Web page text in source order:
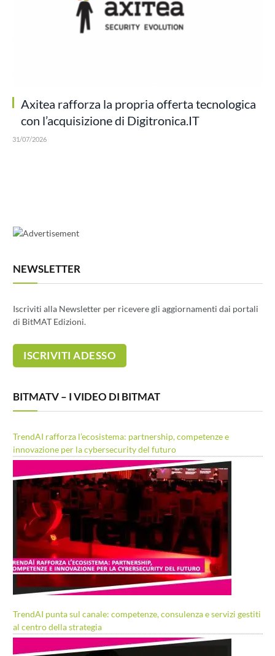
Axitea rafforza la propria offerta tecnologica
con l’acquisizione di Digitronica.IT
31/07/2026
NEWSLETTER
Iscriviti alla Newsletter per ricevere gli aggiornamenti dai portali
di BitMAT Edizioni.
BITMATV – I VIDEO DI BITMAT
TrendAI rafforza l’ecosistema: partnership, competenze e
innovazione per la cybersecurity del futuro
TrendAI punta sul canale: competenze, consulenza e servizi gestiti
al centro della strategia